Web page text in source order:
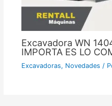
Excavadora WN
IMPORTA ES LO
Excavadoras, Novedades /